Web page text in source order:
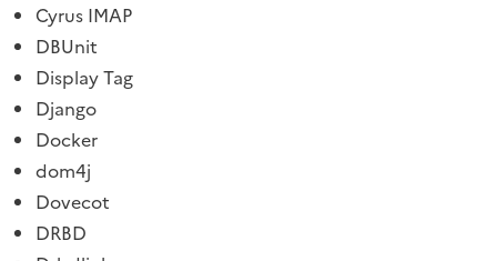
Cyrus IMAP
DBUnit
Display Tag
Django
Docker
dom4j
Dovecot
DRBD